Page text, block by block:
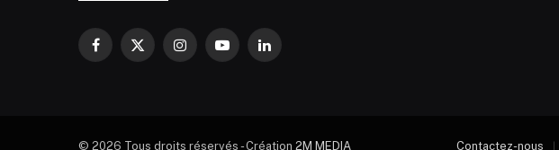
Facebook
X
InstagramYouTubeLinkedIn
© 2026 Tous droits réservés - Création 2M MEDIA Contactez-nous